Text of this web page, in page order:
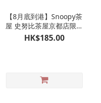
【8月底到港】Snoopy茶
屋 史努比茶屋京都店限定
JETSTREAM 多色原子筆一
HK$185.00